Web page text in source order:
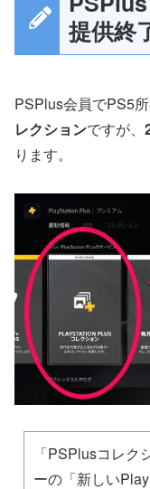
提供終
PSPlus会員でPS5
レクションですが、
ります。
「PSPlusコレ
ーの「新しい